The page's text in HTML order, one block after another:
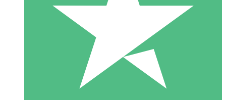
Payez à l'utilisation avec des crédits de téléchargement. Sans
1 Téléchargement
10 00